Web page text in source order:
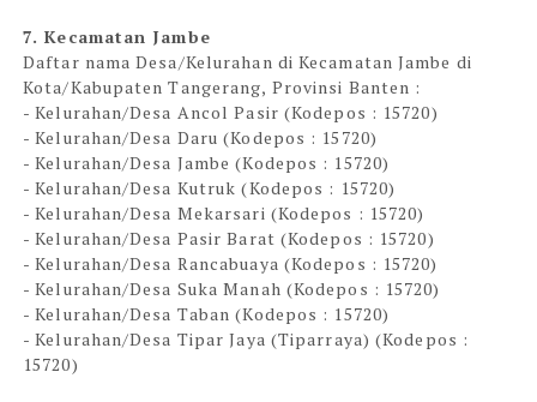
7. Kecamatan Jambe
Daftar nama Desa/Kelurahan di Kecamatan Jambe di
Kota/Kabupaten Tangerang, Provinsi Banten :
- Kelurahan/Desa Ancol Pasir (Kodepos : 15720)
- Kelurahan/Desa Daru (Kodepos : 15720)
- Kelurahan/Desa Jambe (Kodepos : 15720)
- Kelurahan/Desa Kutruk (Kodepos : 15720)
- Kelurahan/Desa Mekarsari (Kodepos : 15720)
- Kelurahan/Desa Pasir Barat (Kodepos : 15720)
- Kelurahan/Desa Rancabuaya (Kodepos : 15720)
- Kelurahan/Desa Suka Manah (Kodepos : 15720)
- Kelurahan/Desa Taban (Kodepos : 15720)
- Kelurahan/Desa Tipar Jaya (Tiparraya) (Kodepos :
15720)